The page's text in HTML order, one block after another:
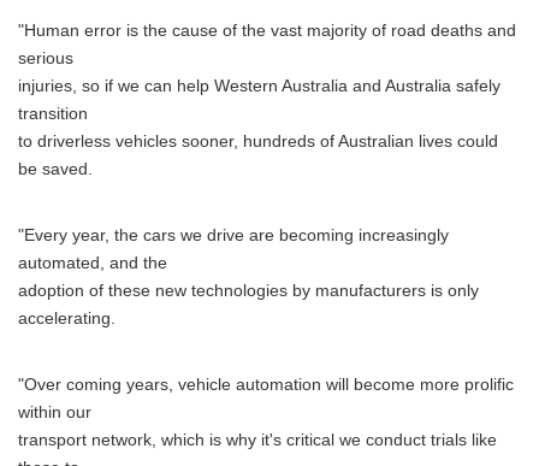
"Human error is the cause of the vast majority of road deaths and
serious
injuries, so if we can help Western Australia and Australia safely
transition
to driverless vehicles sooner, hundreds of Australian lives could
be saved.
"Every year, the cars we drive are becoming increasingly
automated, and the
adoption of these new technologies by manufacturers is only
accelerating.
"Over coming years, vehicle automation will become more prolific
within our
transport network, which is why it's critical we conduct trials like